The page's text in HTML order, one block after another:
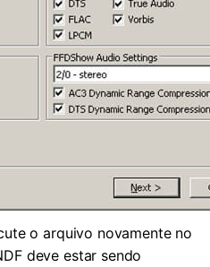
o arquivo novamente no
deve estar sendo